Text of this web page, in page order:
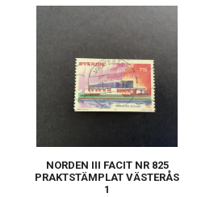
NORDEN III FACIT NR 825
PRAKTSTÄMPLAT VÄSTERÅS
1